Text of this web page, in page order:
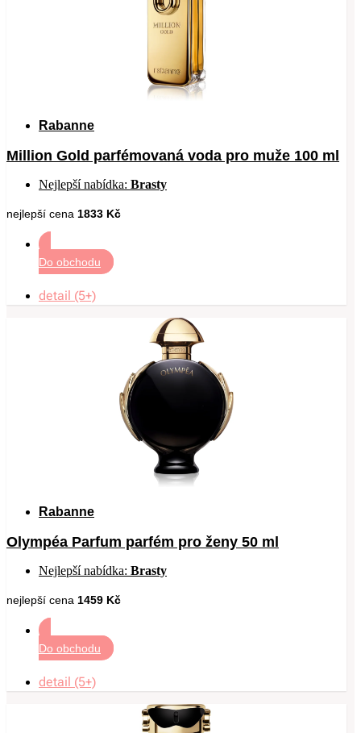
Rabanne
Million Gold parfémovaná voda pro muže 100 ml
Nejlepší nabídka: Brasty
nejlepší cena 1833 Kč
Do obchodu
detail (5+)
Rabanne
Olympéa Parfum parfém pro ženy 50 ml
Nejlepší nabídka: Brasty
nejlepší cena 1459 Kč
Do obchodu
detail (5+)